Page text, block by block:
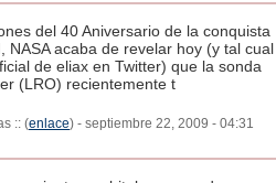
del 40 Aniversario de la conquista
NASA acaba de revelar hoy (y tal cual
de eliax en Twitter) que la sonda
(LRO) recientemente t
:: (enlace) - septiembre 22, 2009 - 04:31